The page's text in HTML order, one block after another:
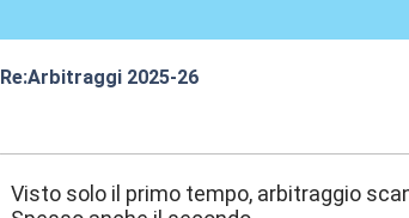
Re:Arbitraggi 2025-26
Visto solo il primo tempo, arbitraggio